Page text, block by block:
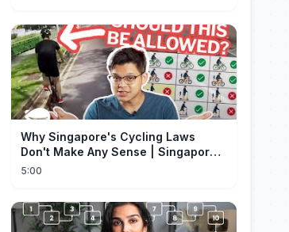
Why Singapore's Cycling Laws
Don't Make Any Sense | Singapore
Explained
5:00